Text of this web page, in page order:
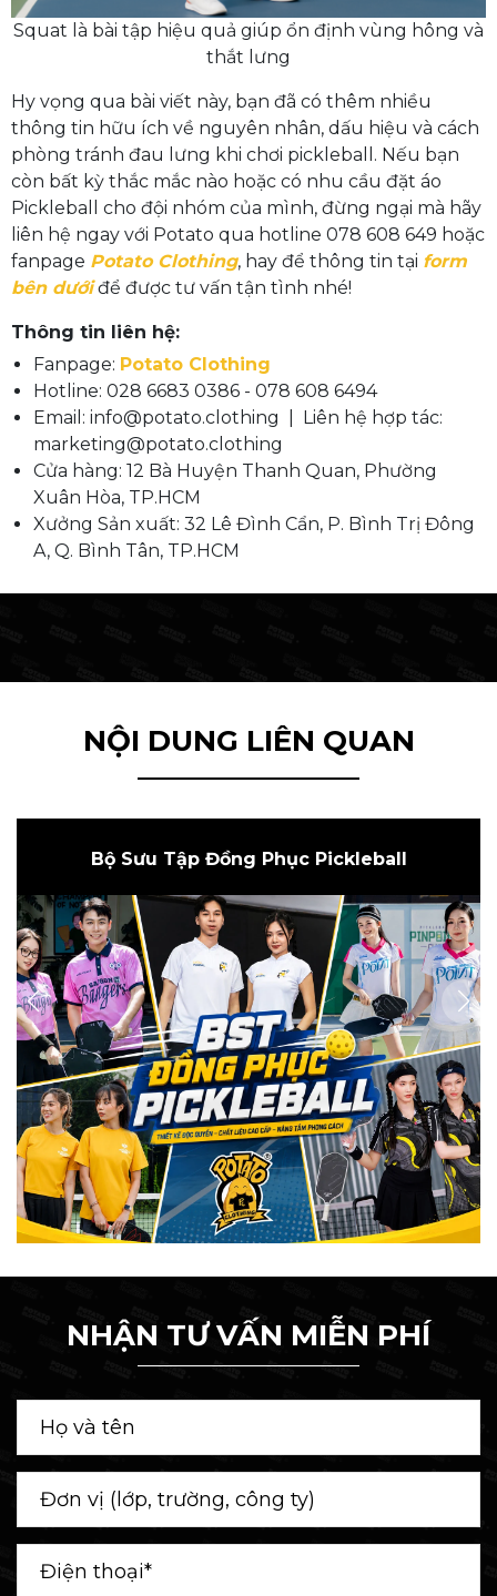
Squat là bài tập hiệu quả giúp ổn định vùng hông và
thắt lưng
Hy vọng qua bài viết này, bạn đã có thêm nhiều
thông tin hữu ích về nguyên nhân, dấu hiệu và cách
phòng tránh đau lưng khi chơi pickleball. Nếu bạn
còn bất kỳ thắc mắc nào hoặc có nhu cầu đặt áo
Pickleball cho đội nhóm của mình, đừng ngại mà hãy
liên hệ ngay với Potato qua hotline 078 608 649 hoặc
fanpage Potato Clothing, hay để thông tin tại form
bên dướiđể được tư vấn tận tình nhé!
Thông tin liên hệ:
Fanpage: Potato Clothing
Hotline: 028 6683 0386 - 078 608 6494
Email: info@potato.clothing | Liên hệ hợp tác:
marketing@potato.clothing
Cửa hàng: 12 Bà Huyện Thanh Quan, Phường
Xuân Hòa, TP.HCM
Xưởng Sản xuất: 32 Lê Đình Cẩn, P. Bình Trị Đông
A, Q. Bình Tân, TP.HCM
NỘI DUNG LIÊN QUAN
Bộ Sưu Tập Đồng Phục Pickleball
NHẬN TƯ VẤN MIỄN PHÍ